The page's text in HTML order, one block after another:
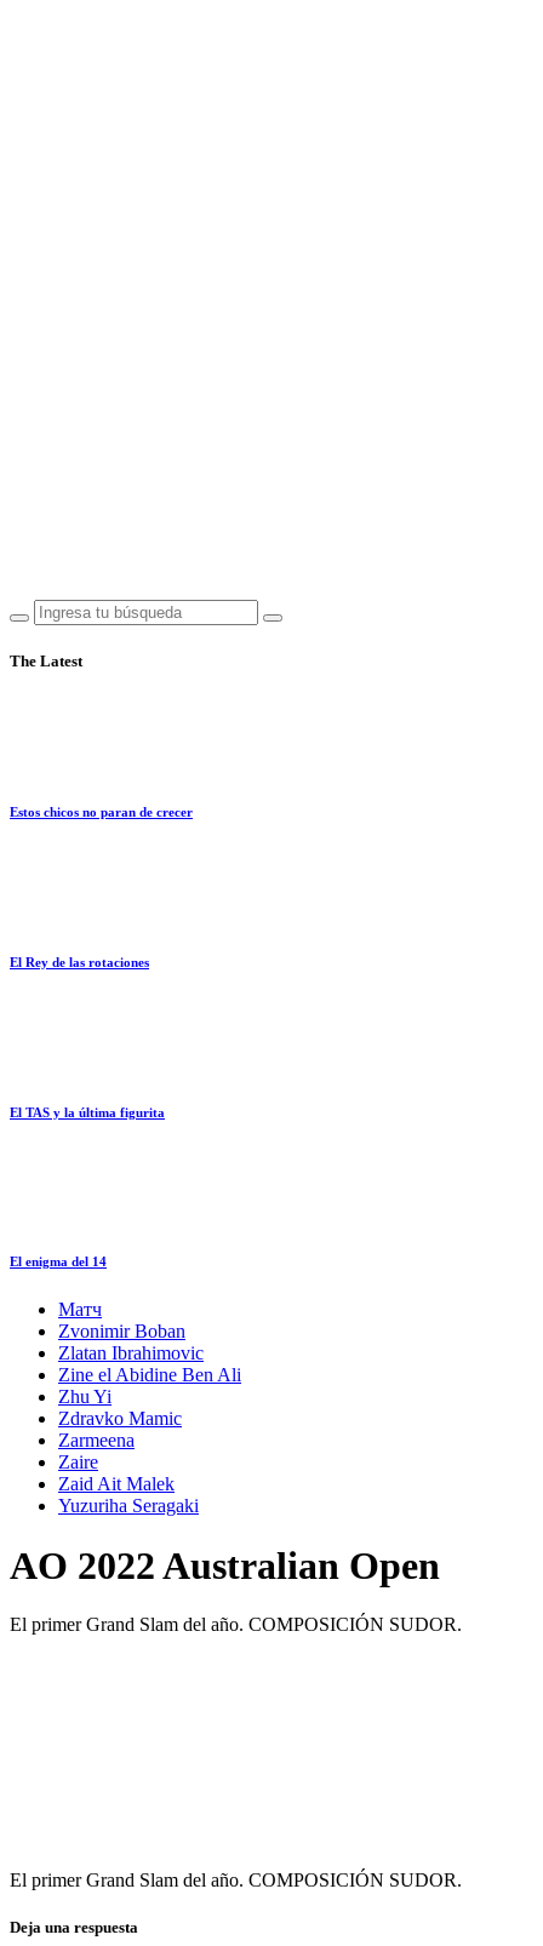
The Latest
Estos chicos no paran de crecer
El Rey de las rotaciones
El TAS y la última figurita
El enigma del 14
Матч
Zvonimir Boban
Zlatan Ibrahimovic
Zine el Abidine Ben Ali
Zhu Yi
Zdravko Mamic
Zarmeena
Zaire
Zaid Ait Malek
Yuzuriha Seragaki
AO 2022 Australian Open
El primer Grand Slam del año. COMPOSICIÓN SUDOR.
El primer Grand Slam del año. COMPOSICIÓN SUDOR.
Deja una respuesta